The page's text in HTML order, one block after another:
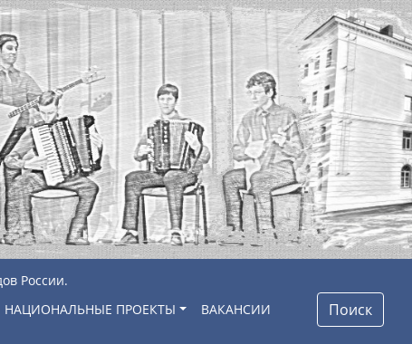
России.
НАЦИОНАЛЬНЫЕ ПРОЕКТЫ
ВАКАНСИИ
Поиск